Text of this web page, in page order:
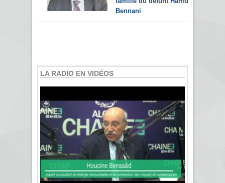
Bennani
LA RADIO EN VIDÉOS